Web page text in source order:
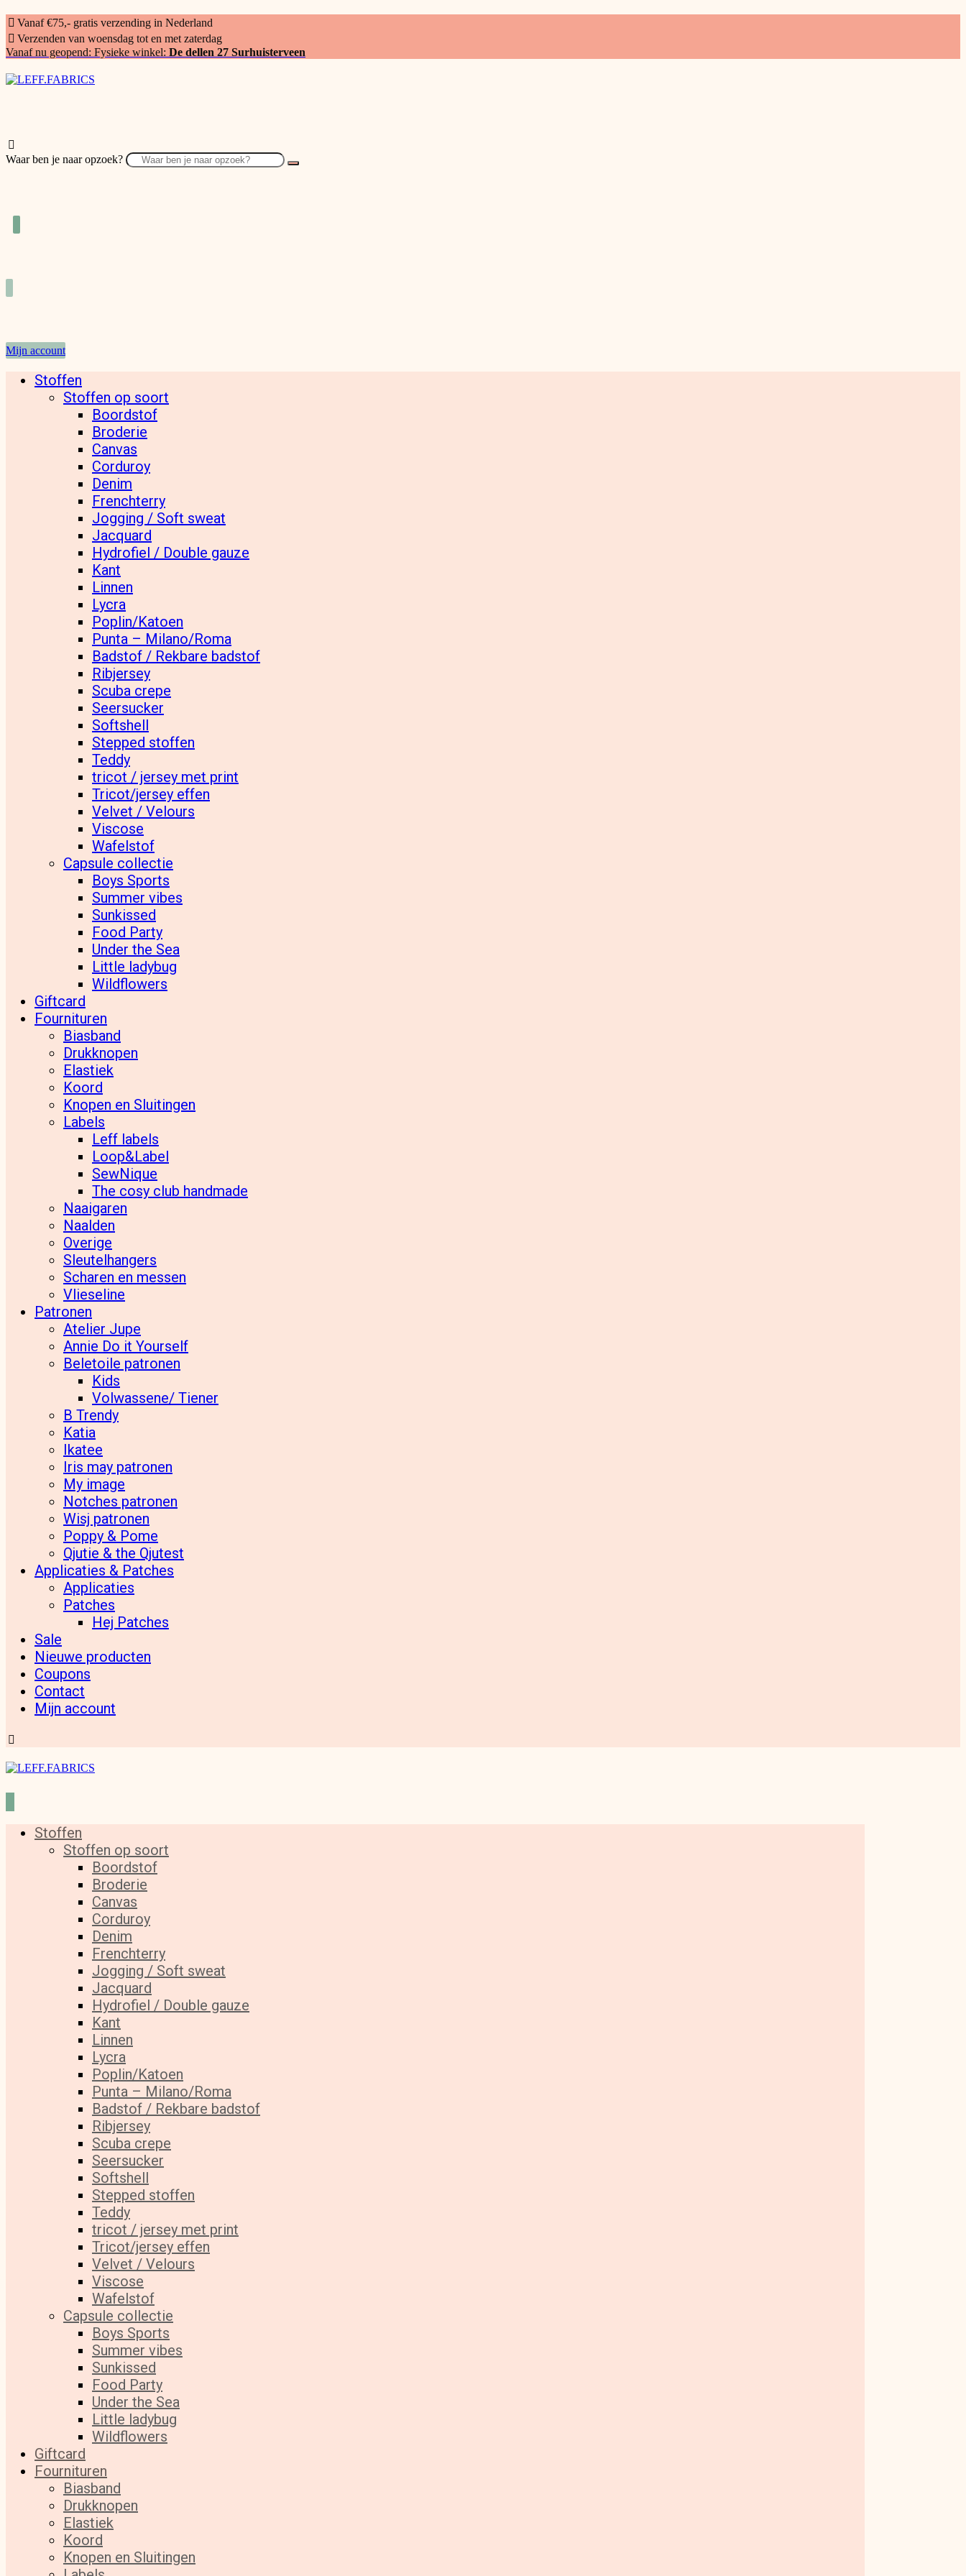
Vanaf €75,- gratis verzending in Nederland
Verzenden van woensdag tot en met zaterdag
Vanaf nu geopend: Fysieke winkel: De dellen 27 Surhuisterveen
Waar ben je naar opzoek?
Mijn account
Stoffen
Stoffen op soort
Boordstof
Broderie
Canvas
Corduroy
Denim
Frenchterry
Jogging / Soft sweat
Jacquard
Hydrofiel / Double gauze
Kant
Linnen
Lycra
Poplin/Katoen
Punta – Milano/Roma
Badstof / Rekbare badstof
Ribjersey
Scuba crepe
Seersucker
Softshell
Stepped stoffen
Teddy
tricot / jersey met print
Tricot/jersey effen
Velvet / Velours
Viscose
Wafelstof
Capsule collectie
Boys Sports
Summer vibes
Sunkissed
Food Party
Under the Sea
Little ladybug
Wildflowers
Giftcard
Fournituren
Biasband
Drukknopen
Elastiek
Koord
Knopen en Sluitingen
Labels
Leff labels
Loop&Label
SewNique
The cosy club handmade
Naaigaren
Naalden
Overige
Sleutelhangers
Scharen en messen
Vlieseline
Patronen
Atelier Jupe
Annie Do it Yourself
Beletoile patronen
Kids
Volwassene/ Tiener
B Trendy
Katia
Ikatee
Iris may patronen
My image
Notches patronen
Wisj patronen
Poppy & Pome
Qjutie & the Qjutest
Applicaties & Patches
Applicaties
Patches
Hej Patches
Sale
Nieuwe producten
Coupons
Contact
Mijn account
Stoffen
Stoffen op soort
Boordstof
Broderie
Canvas
Corduroy
Denim
Frenchterry
Jogging / Soft sweat
Jacquard
Hydrofiel / Double gauze
Kant
Linnen
Lycra
Poplin/Katoen
Punta – Milano/Roma
Badstof / Rekbare badstof
Ribjersey
Scuba crepe
Seersucker
Softshell
Stepped stoffen
Teddy
tricot / jersey met print
Tricot/jersey effen
Velvet / Velours
Viscose
Wafelstof
Capsule collectie
Boys Sports
Summer vibes
Sunkissed
Food Party
Under the Sea
Little ladybug
Wildflowers
Giftcard
Fournituren
Biasband
Drukknopen
Elastiek
Koord
Knopen en Sluitingen